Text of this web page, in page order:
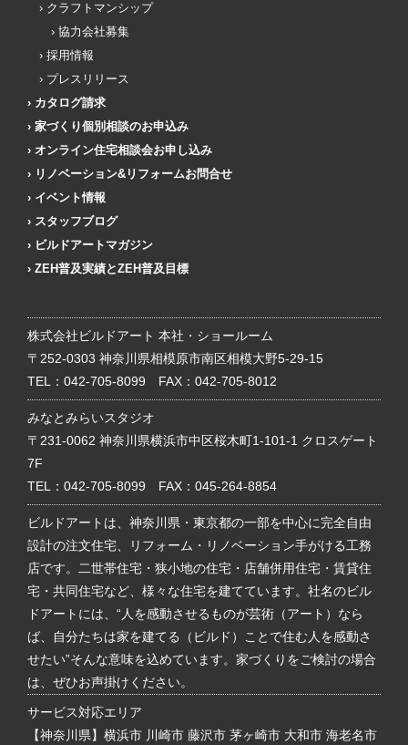
クラフトマンシップ
協力会社募集
採用情報
プレスリリース
カタログ請求
家づくり個別相談のお申込み
オンライン住宅相談会お申し込み
リノベーション&リフォームお問合せ
イベント情報
スタッフブログ
ビルドアートマガジン
ZEH普及実績とZEH普及目標
株式会社ビルドアート 本社・ショールーム
〒252-0303 神奈川県相模原市南区相模大野5-29-15
TEL： 042-705-8099 FAX：042-705-8012
みなとみらいスタジオ
〒231-0062 神奈川県横浜市中区桜木町1-101-1 クロスゲート
7F
TEL： 042-705-8099 FAX：045-264-8854
ビルドアートは、神奈川県・東京都の一部を中心に完全自由
設計の注文住宅、リフォーム・リノベーション手がける工務
店です。二世帯住宅・狭小地の住宅・店舗併用住宅・賃貸住
宅・共同住宅など、様々な住宅を建てています。社名のビル
ドアートには、“人を感動させるものが芸術（アート）なら
ば、自分たちは家を建てる（ビルド）ことで住む人を感動さ
せたい”そんな意味を込めています。家づくりをご検討の場合
は、ぜひお声掛けください。
サービス対応エリア
【神奈川県】横浜市 川崎市 藤沢市 茅ヶ崎市 大和市 海老名市